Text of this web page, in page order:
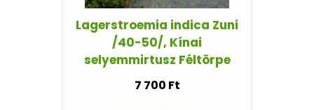
Lagerstroemia indica Zuni
/40-50/, Kínai
selyemmirtusz Féltörpe
7 700 Ft